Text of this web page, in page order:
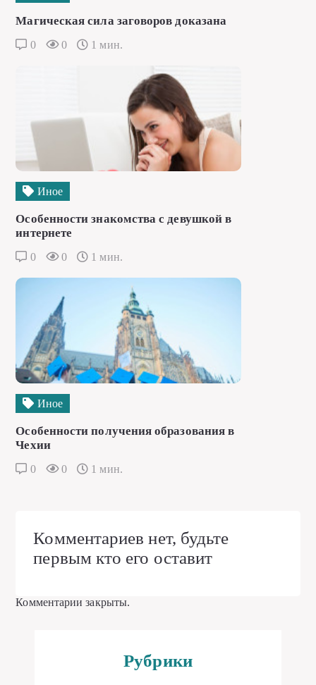
Магическая сила заговоров доказана
0 0 1 мин.
Иное
Особенности знакомства с девушкой в
интернете
0 0 1 мин.
Иное
Особенности получения образования в
Чехии
0 0 1 мин.
Комментариев нет, будьте
первым кто его оставит
Комментарии закрыты.
Рубрики